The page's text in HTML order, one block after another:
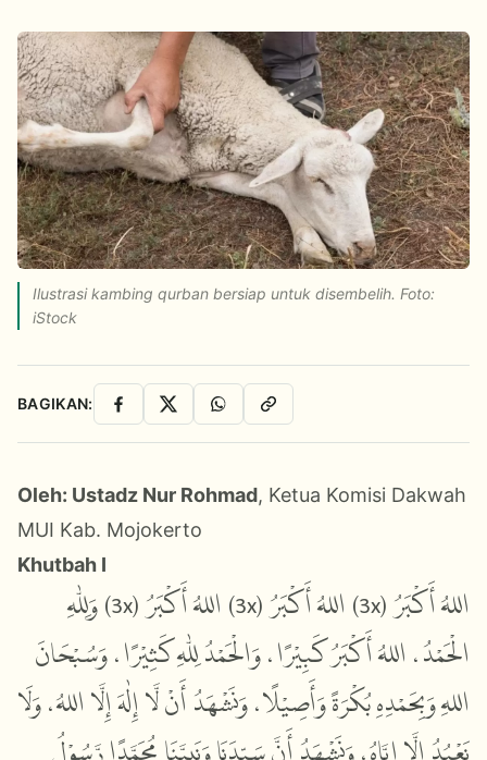
Ilustrasi kambing qurban bersiap untuk disembelih. Foto:
iStock
BAGIKAN: Facebook
X WhatsAppSalin Link
Oleh: Ustadz Nur Rohmad, Ketua Komisi Dakwah
MUI Kab. Mojokerto
Khutbah I
اللهُأَكْبَرُ (3x
) اللهُ أَكْبَرُ (3x ) اللهُ أَكْبَرُ (3x
)وَلِلّٰهِ
الْحَمْدُ، اللهُ أَكْبَرُ كَبِيْرًا، وَالْحَمْدُ لِلّٰهِ كَثِيْرًا، وَسُبْحَانَ
اللهِ وَبِحَمْدِهِ بُكْرَةً وَأَصِيْلًا، وَنَشْهَدُ أَنْ لَّا إِلٰهَ إِلَّا اللهُ، وَلَا